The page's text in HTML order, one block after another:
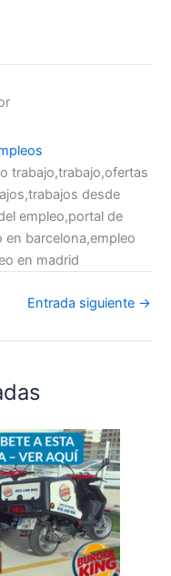
trabajo,trabajo,ofertas
desde
empleo,portal de
barcelona,empleo
en madrid
Entrada siguiente →